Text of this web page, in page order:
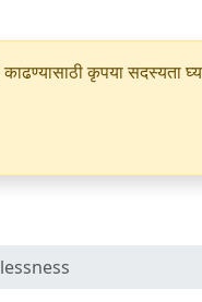
कृपया सदस्यता